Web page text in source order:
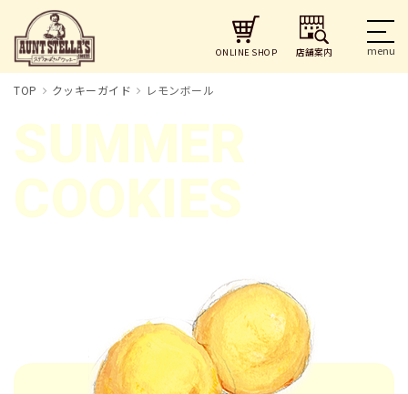
ONLINE SHOP 店舗案内
TOP クッキーガイド レモンボール
SUMMER
COOKIES